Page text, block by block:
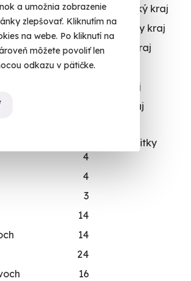
a umožnia zobrazenie
zlepšovať. Kliknutím na
na webe. Po kliknutí na
môžete povoliť len
odkazu v pätičke.
126
toho
19
4
4
3
14
14
24
16
Stredočeský kraj
Trenčiansky kraj
Trnavský kraj
Vysočina
Zlínsky kraj
Žilinský kraj
Všetky zážitky